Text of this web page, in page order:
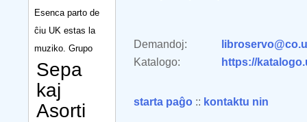
Esenca parto de
ĉiu UK estas la
muziko. Grupo
Sepa
kaj
Asorti
Demandoj:
Katalogo:
https://
starta paĝo :: kontaktu nin